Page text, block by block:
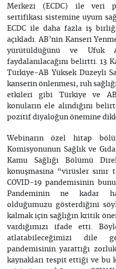
Merkezi (ECDC) ile veri
sertifikası sistemine uyum
ECDC ile daha fazla iş
açıkladı. AB’nin Kanseri
yürütüldüğünü ve Ufuk
faydalanılacağını belirtti. 13
Türkiye-AB Yüksek Düzeyli
kanserin önlenmesi, ruh
etkileri gibi Türkiye ve
konuların ele alındığını
pozitif diyaloğun önemine
Webinarın özel hitap
Komisyonunun Sağlık ve
Kamu Sağlığı Bölümü
konuşmasına “virüsler sınır
COVID-19 pandemisinin bunu
Pandeminin ne kadar
olduğumuzu gösterdiğini
kalmak için sağlığın kritik
vardığımızı ifade etti.
atlatabileceğimizi dile
pandemisinin yarattığı
kaynakları tespit ettiği ve bu